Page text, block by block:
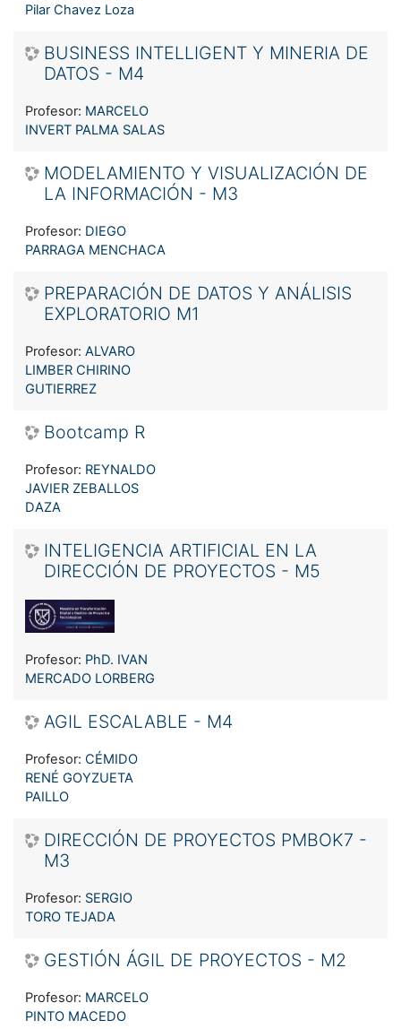
Pilar Chavez Loza
BUSINESS INTELLIGENT Y MINERIA DE
DATOS - M4
Profesor: MARCELO
INVERT PALMA SALAS
MODELAMIENTO Y VISUALIZACIÓN DE
LA INFORMACIÓN - M3
Profesor: DIEGO
PARRAGA MENCHACA
PREPARACIÓN DE DATOS Y ANÁLISIS
EXPLORATORIO M1
Profesor: ALVARO
LIMBER CHIRINO
GUTIERREZ
Bootcamp R
Profesor: REYNALDO
JAVIER ZEBALLOS
DAZA
INTELIGENCIA ARTIFICIAL EN LA
DIRECCIÓN DE PROYECTOS - M5
Profesor: PhD. IVAN
MERCADO LORBERG
AGIL ESCALABLE - M4
Profesor: CÉMIDO
RENÉ GOYZUETA
PAILLO
DIRECCIÓN DE PROYECTOS PMBOK7 -
M3
Profesor: SERGIO
TORO TEJADA
GESTIÓN ÁGIL DE PROYECTOS - M2
Profesor: MARCELO
PINTO MACEDO